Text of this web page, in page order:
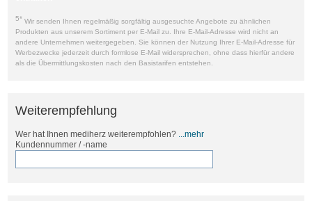
5* Wir senden Ihnen regelmäßig sorgfältig ausgesuchte Angebote zu ähnlichen
Produkten aus unserem Sortiment per E-Mail zu. Ihre E-Mail-Adresse wird nicht an
andere Unternehmen weitergegeben. Sie können der Nutzung Ihrer E-Mail-Adresse für
Werbezwecke jederzeit durch formlose E-Mail widersprechen, ohne dass hierfür andere
als die Übermittlungskosten nach den Basistarifen entstehen.
Weiterempfehlung
Wer hat Ihnen mediherz weiterempfohlen? ...mehr
Kundennummer / -name